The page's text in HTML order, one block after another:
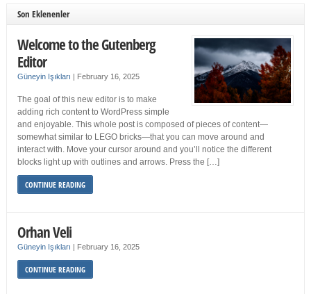
Son Eklenenler
Welcome to the Gutenberg
Editor
Güneyin Işıkları | February 16, 2025
The goal of this new editor is to make
adding rich content to WordPress simple
and enjoyable. This whole post is composed of pieces of content—
somewhat similar to LEGO bricks—that you can move around and
interact with. Move your cursor around and you’ll notice the different
blocks light up with outlines and arrows. Press the […]
CONTINUE READING
Orhan Veli
Güneyin Işıkları | February 16, 2025
CONTINUE READING